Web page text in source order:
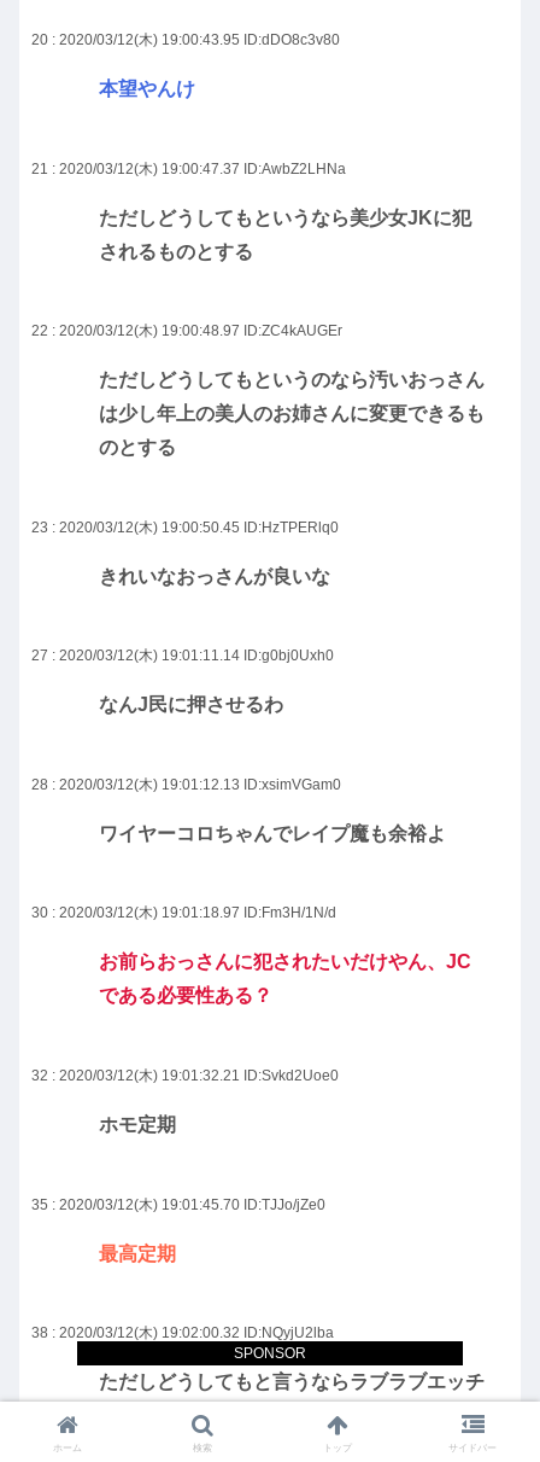
SPONSOR
20 : 2020/03/12(木) 19:00:43.95 ID:dDO8c3v80
本望やんけ
21 : 2020/03/12(木) 19:00:47.37 ID:AwbZ2LHNa
ただしどうしてもというなら美少女JKに犯
されるものとする
22 : 2020/03/12(木) 19:00:48.97 ID:ZC4kAUGEr
ただしどうしてもというのなら汚いおっさん
は少し年上の美人のお姉さんに変更できるも
のとする
23 : 2020/03/12(木) 19:00:50.45 ID:HzTPERlq0
きれいなおっさんが良いな
27 : 2020/03/12(木) 19:01:11.14 ID:g0bj0Uxh0
なんJ民に押させるわ
28 : 2020/03/12(木) 19:01:12.13 ID:xsimVGam0
ワイヤーコロちゃんでレイプ魔も余裕よ
30 : 2020/03/12(木) 19:01:18.97 ID:Fm3H/1N/d
お前らおっさんに犯されたいだけやん、JC
である必要性ある？
32 : 2020/03/12(木) 19:01:32.21 ID:Svkd2Uoe0
ホモ定期
35 : 2020/03/12(木) 19:01:45.70 ID:TJJo/jZe0
最高定期
38 : 2020/03/12(木) 19:02:00.32 ID:NQyjU2lba
ただしどうしてもと言うならラブラブエッチ
してもいいとする
ホーム 検索 トップ サイドバー